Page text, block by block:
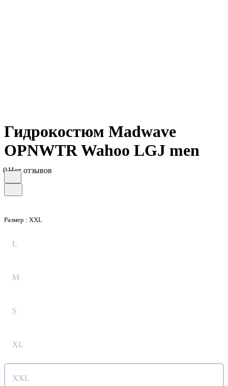
Гидрокостюм Madwave
OPNWTR Wahoo LGJ men
0Нет отзывов
Размер : XXL
L
M
S
XL
XXL